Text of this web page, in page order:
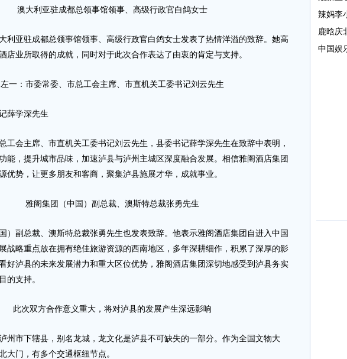
澳大利亚驻成都总领事馆领事、高级行政官白鸽女士
亚驻成都总领事馆领事、高级行政官白鸽女士发表了热情洋溢的致辞。她高
店业所取得的成就，同时对于此次合作表达了由衷的肯定与支持。
左一：市委常委、市总工会主席、市直机关工委书记刘云先生
学深先生
会主席、市直机关工委书记刘云先生，县委书记薛学深先生在致辞中表明，
能，提升城市品味，加速泸县与泸州主城区深度融合发展。相信雅阁酒店集团
优势，让更多朋友和客商，聚集泸县施展才华，成就事业。
雅阁集团（中国）副总裁、澳斯特总裁张勇先生
副总裁、澳斯特总裁张勇先生也发表致辞。他表示雅阁酒店集团自进入中国
战略重点放在拥有绝佳旅游资源的西南地区，多年深耕细作，积累了深厚的影
好泸县的未来发展潜力和重大区位优势，雅阁酒店集团深切地感受到泸县务实
的支持。
此次双方合作意义重大，将对泸县的发展产生深远影响
市下辖县，别名龙城，龙文化是泸县不可缺失的一部分。作为全国文物大
大门，有多个交通枢纽节点。